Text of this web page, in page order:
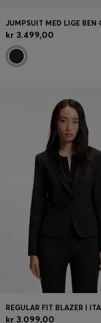
kr 3.499,00
kr 3.099,00